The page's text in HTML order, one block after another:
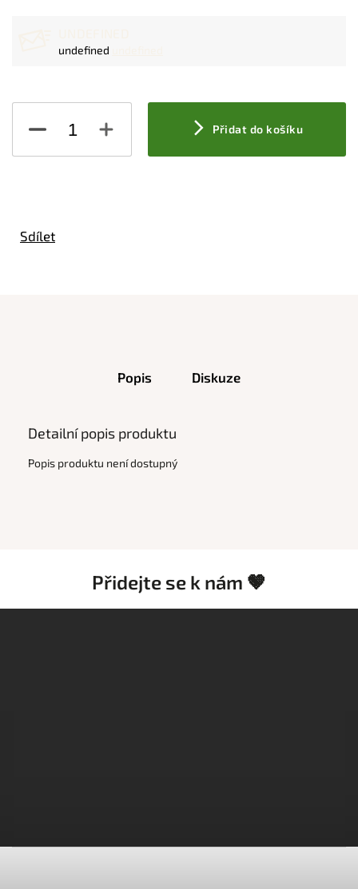
Přidat do košíku
undefined
Sdílet
Popis Diskuze
Detailní popis produktu
Popis produktu není dostupný
Přidejte se k nám 🤎